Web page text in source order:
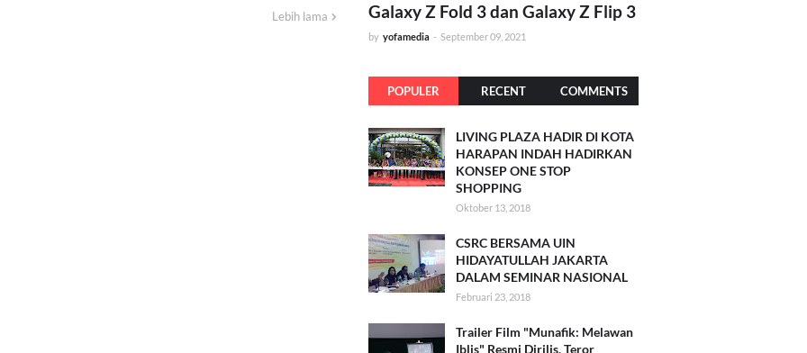
Lebih lama
Galaxy Z Fold 3 dan Galaxy Z Flip 3
by yofamedia - September 09, 2021
POPULER RECENT COMMENTS
LIVING PLAZA HADIR DI KOTA
HARAPAN INDAH HADIRKAN
KONSEP ONE STOP
SHOPPING
Oktober 13, 2018
CSRC BERSAMA UIN
HIDAYATULLAH JAKARTA
DALAM SEMINAR NASIONAL
Februari 23, 2018
Trailer Film "Munafik: Melawan
Iblis" Resmi Dirilis, Teror